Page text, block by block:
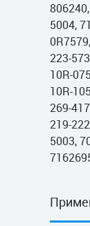
5004,
223-
10R-
10R-
269-
219-
5003,